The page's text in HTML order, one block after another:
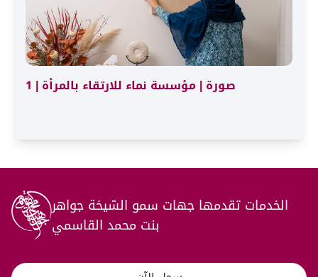
صورة | مؤسسة نماء للارتقاء بالمرأة | 1
الخدمات تقدمها جهات سمو الشيخة جواهر
بنت محمد القاسمي